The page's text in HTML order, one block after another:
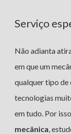
Serviço
Não adianta
em que um
qualquer tipo de
tecnologias
em tudo. Por
mecânica,